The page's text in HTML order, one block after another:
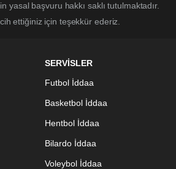
yasal başvuru hakkı saklı tutulmaktadır.
ettiğiniz için teşekkür ederiz.
SERVİSLER
Futbol İddaa
Basketbol İddaa
Hentbol İddaa
Bilardo İddaa
Voleybol İddaa